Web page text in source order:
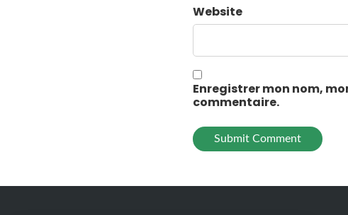
Website
Enregistrer mon nom,
commentaire.